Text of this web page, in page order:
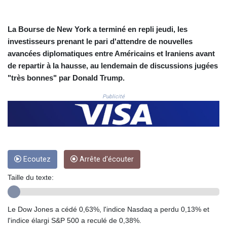
CUC 1.156136
CUP 30.637594
CVE 110.26363
CZK 24.258158
DOP 67.289164
GHS 13.526832
La Bourse de New York a terminé en repli jeudi, les
investisseurs prenant le pari d'attendre de nouvelles
avancées diplomatiques entre Américains et Iraniens avant
de repartir à la hausse, au lendemain de discussions jugées
"très bonnes" par Donald Trump.
Publicité
Ecoutez Arrête d'écouter
Taille du texte:
Le Dow Jones a cédé 0,63%, l'indice Nasdaq a perdu 0,13% et
l'indice élargi S&P 500 a reculé de 0,38%.